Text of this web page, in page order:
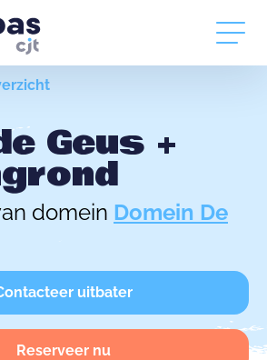
Geus +
domein Domein De
uitbater
Reserveer nu